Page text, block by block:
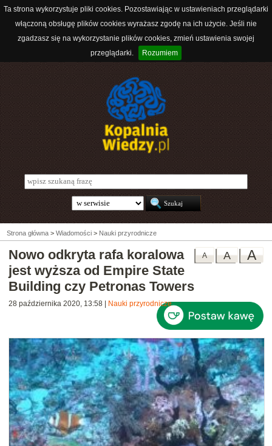
Ta strona wykorzystuje pliki cookies. Pozostawiając w ustawieniach przeglądarki
włączoną obsługę plików cookies wyrażasz zgodę na ich użycie. Jeśli nie
zgadzasz się na wykorzystanie plików cookies, zmień ustawienia swojej
przeglądarki.
Rozumiem
Strona główna > Wiadomości > Nauki przyrodnicze
A
A
A
Nowo odkryta rafa koralowa
jest wyższa od Empire State
Building czy Petronas Towers
28 października 2020, 13:58 Nauki przyrodnicze